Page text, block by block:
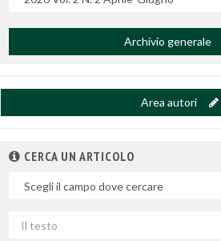
Archivio generale
Area autori
CERCA UN ARTICOLO
Nel
campo
Cerca
per